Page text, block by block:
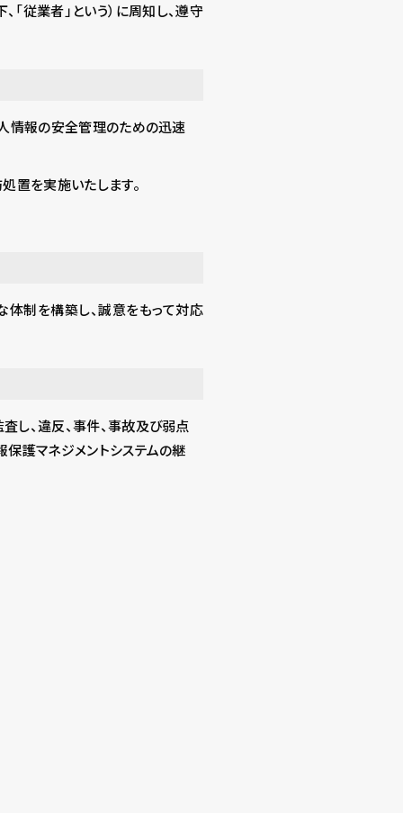
従業者」という）に周知し、遵守
情報の安全管理のための迅速
置を実施いたします。
制を構築し、誠意をもって対応
し、違反、事件、事故及び弱点
護マネジメントシステムの継